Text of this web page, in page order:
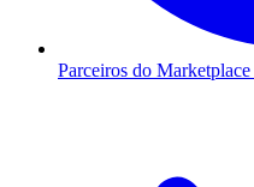
Parceiros do Marketplace